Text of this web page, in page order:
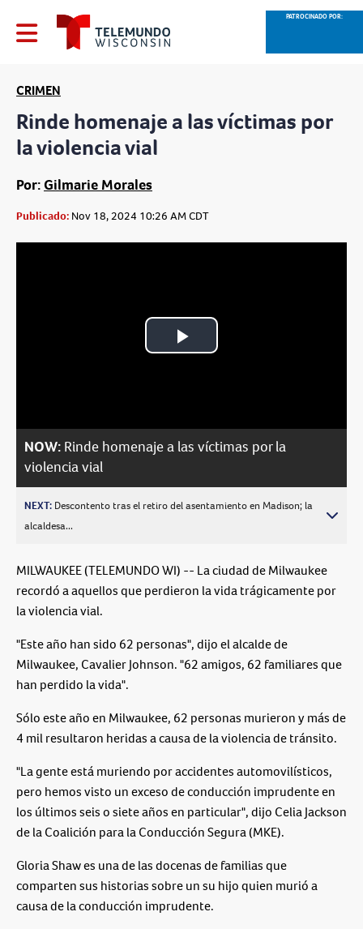
PATROCINADO POR:
CRIMEN
Rinde homenaje a las víctimas por
la violencia vial
Por: Gilmarie Morales
Publicado: Nov 18, 2024 10:26 AM CDT
Play
NOW: Rinde homenaje a las víctimas por la
violencia vial
NEXT: Descontento tras el retiro del asentamiento en Madison; la
alcaldesa...
MILWAUKEE (TELEMUNDO WI) -- La ciudad de Milwaukee
recordó a aquellos que perdieron la vida trágicamente por
la violencia vial.
"Este año han sido 62 personas", dijo el alcalde de
Milwaukee, Cavalier Johnson. "62 amigos, 62 familiares que
han perdido la vida".
Sólo este año en Milwaukee, 62 personas murieron y más de
4 mil resultaron heridas a causa de la violencia de tránsito.
"La gente está muriendo por accidentes automovilísticos,
pero hemos visto un exceso de conducción imprudente en
los últimos seis o siete años en particular", dijo Celia Jackson
de la Coalición para la Conducción Segura (MKE).
Gloria Shaw es una de las docenas de familias que
comparten sus historias sobre un su hijo quien murió a
causa de la conducción imprudente.